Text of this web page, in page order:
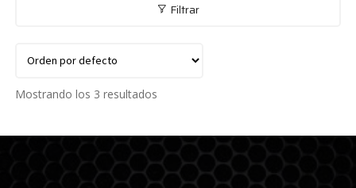
Filtrar
Mostrando los 3 resultados